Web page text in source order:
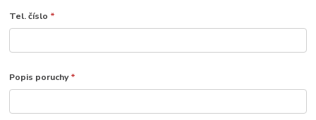
Tel. číslo *
Popis poruchy*